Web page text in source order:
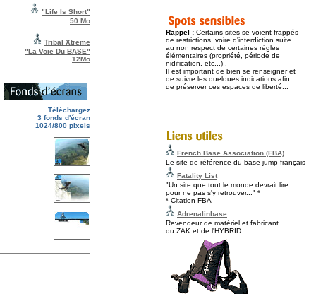
"Life Is Short"
50 Mo
Tribal Xtreme
"La Voie Du BASE"
12Mo
Téléchargez
3 fonds d'écran
1024/800 pixels
Rappel : Certains sites se voient frappés
de restrictions, voire d'interdiction suite
au non respect de certaines règles
élémentaires (propriété, période de
nidification, etc...) .
Il est important de bien se renseigner et
de suivre les quelques indications afin
de préserver ces espaces de liberté...
French Base Association (FBA)
Le site de référence du base jump français
Fatality List
"Un site que tout le monde devrait lire
pour ne pas s'y retrouver..." *
* Citation FBA
Adrenalinbase
Revendeur de matériel et fabricant
du ZAK et de l'HYBRID